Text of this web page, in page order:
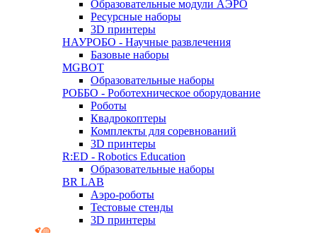
Образовательные модули АЭРО
Ресурсные наборы
3D принтеры
НАУРОБО - Научные развлечения
Базовые наборы
MGBOT
Образовательные наборы
РОББО - Роботехническое оборудование
Роботы
Квадрокоптеры
Комплекты для соревнований
3D принтеры
R:ED - Robotics Education
Образовательные наборы
BR LAB
Аэро-роботы
Тестовые стенды
3D принтеры